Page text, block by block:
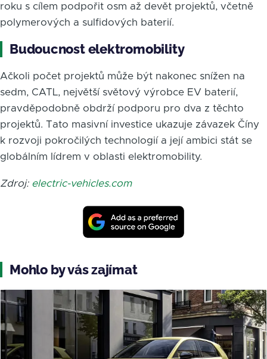
roku s cílem podpořit osm až devět projektů, včetně
polymerových a sulfidových baterií.
Budoucnost elektromobility
Ačkoli počet projektů může být nakonec snížen na
sedm, CATL, největší světový výrobce EV baterií,
pravděpodobně obdrží podporu pro dva z těchto
projektů. Tato masivní investice ukazuje závazek Číny
k rozvoji pokročilých technologií a její ambici stát se
globálním lídrem v oblasti elektromobility.
Zdroj: electric-vehicles.com
Mohlo by vás zajímat